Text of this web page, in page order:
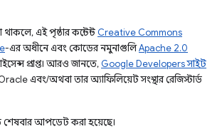
এই পৃষ্ঠার কন্টেন্ট Creative Commons
-এর অধীনে এবং কোডের নমুনাগুলিApache 2.0
প্রাপ্ত। আরও জানতে, Google Developers সাইট
এবং/অথবা তার অ্যাফিলিয়েট সংস্থার রেজিস্টার্ড
আপডেট করা হয়েছে।